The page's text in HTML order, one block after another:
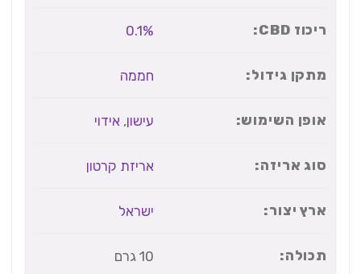
ריכוז CBD: 0.1%
מתקן גידול: חממה
אופן השימוש: עישון,אידוי
סוג אריזה: אריזת קרטון
ארץ יצור: ישראל
תכולה: 10 גרם